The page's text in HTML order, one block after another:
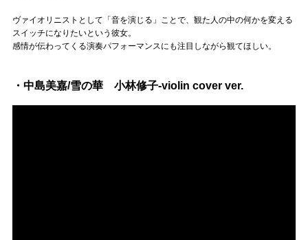
ヴァイオリニストとして「音を演じる」ことで、観た人の中の何かを変える
スイッチになりたいという彼女。
感情が伝わってくる演奏パフォーマンスにも注目しながら観てほしい。
・中島美嘉/雪の華 小林修子-violin cover ver.